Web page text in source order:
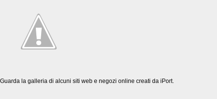
Guarda la galleria di alcuni siti web e negozi online creati da iPort.